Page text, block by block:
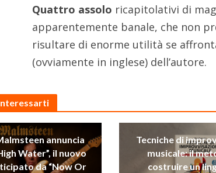
Quattro assolo ricapitolativi di
apparentemente banale, che non
risultare di enorme utilità se
(ovviamente in inglese) dell’autore.
annuncia
Water”, il nuovo
da “Now Or
Tecniche di
musicale: il
costruire un